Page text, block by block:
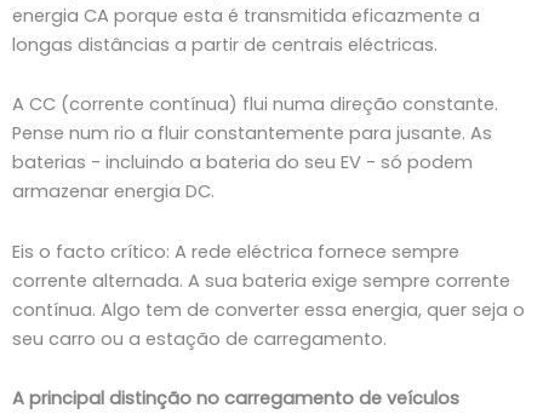
energia CA porque esta é transmitida eficazmente a
longas distâncias a partir de centrais eléctricas.
A CC (corrente contínua) flui numa direção constante.
Pense num rio a fluir constantemente para jusante. As
baterias - incluindo a bateria do seu EV - só podem
armazenar energia DC.
Eis o facto crítico: A rede eléctrica fornece sempre
corrente alternada. A sua bateria exige sempre corrente
contínua. Algo tem de converter essa energia, quer seja o
seu carro ou a estação de carregamento.
A principal distinção no carregamento de veículos